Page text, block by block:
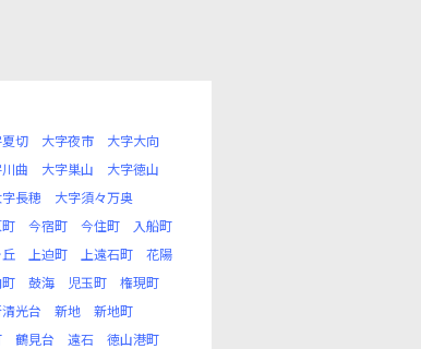
切 大字夜市
大字大向
曲 大字巣山
大字徳山
長穂
大字須々万奥
今宿町 今住町
入船町
上迫町 上遠石町
花陽
鼓海 児玉町
権現町
光台 新地
新地町
鶴見台 遠石
徳山港町